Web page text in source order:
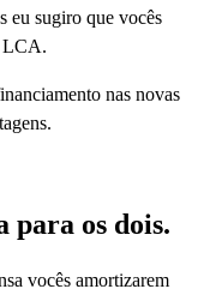
eu sugiro que vocês
LCA.
nas novas
para os dois.
vocês amortizarem